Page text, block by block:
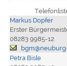
Markus Dopfer
Erster
08283 9985-12
Petra Bisle